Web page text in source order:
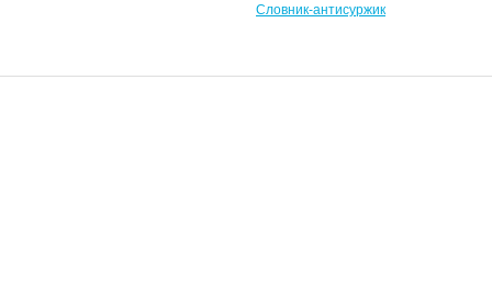
Словник-антисуржик